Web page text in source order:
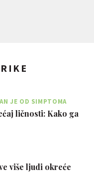
JE OD SIMPTOMA
ličnosti: Kako ga
više ljudi okreće